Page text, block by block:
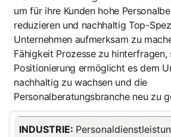
um für ihre Kunden hohe
reduzieren und nachhaltig Top-
Unternehmen aufmerksam zu
Fähigkeit Prozesse zu hinterfragen,
Positionierung ermöglicht es dem
nachhaltig zu wachsen und die
Personalberatungsbranche neu zu
INDUSTRIE: